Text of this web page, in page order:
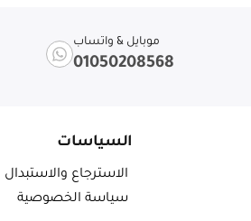
موبايل & واتساب
01050208568
السياسات
الاسترجاع والاستبدال
سياسة الخصوصية